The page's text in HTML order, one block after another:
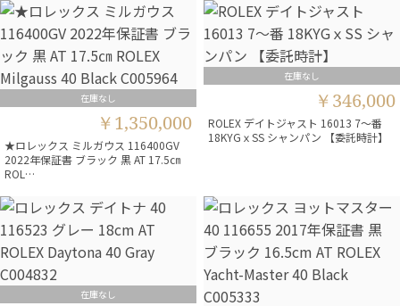
在庫なし
￥1,350,000
★ロレックス ミルガウス 116400GV
2022年保証書 ブラック 黒 AT 17.5㎝
ROL…
在庫なし
￥346,000
ROLEX デイトジャスト 16013 7～番
18KYGｘSS シャンパン 【委託時計】
在庫なし